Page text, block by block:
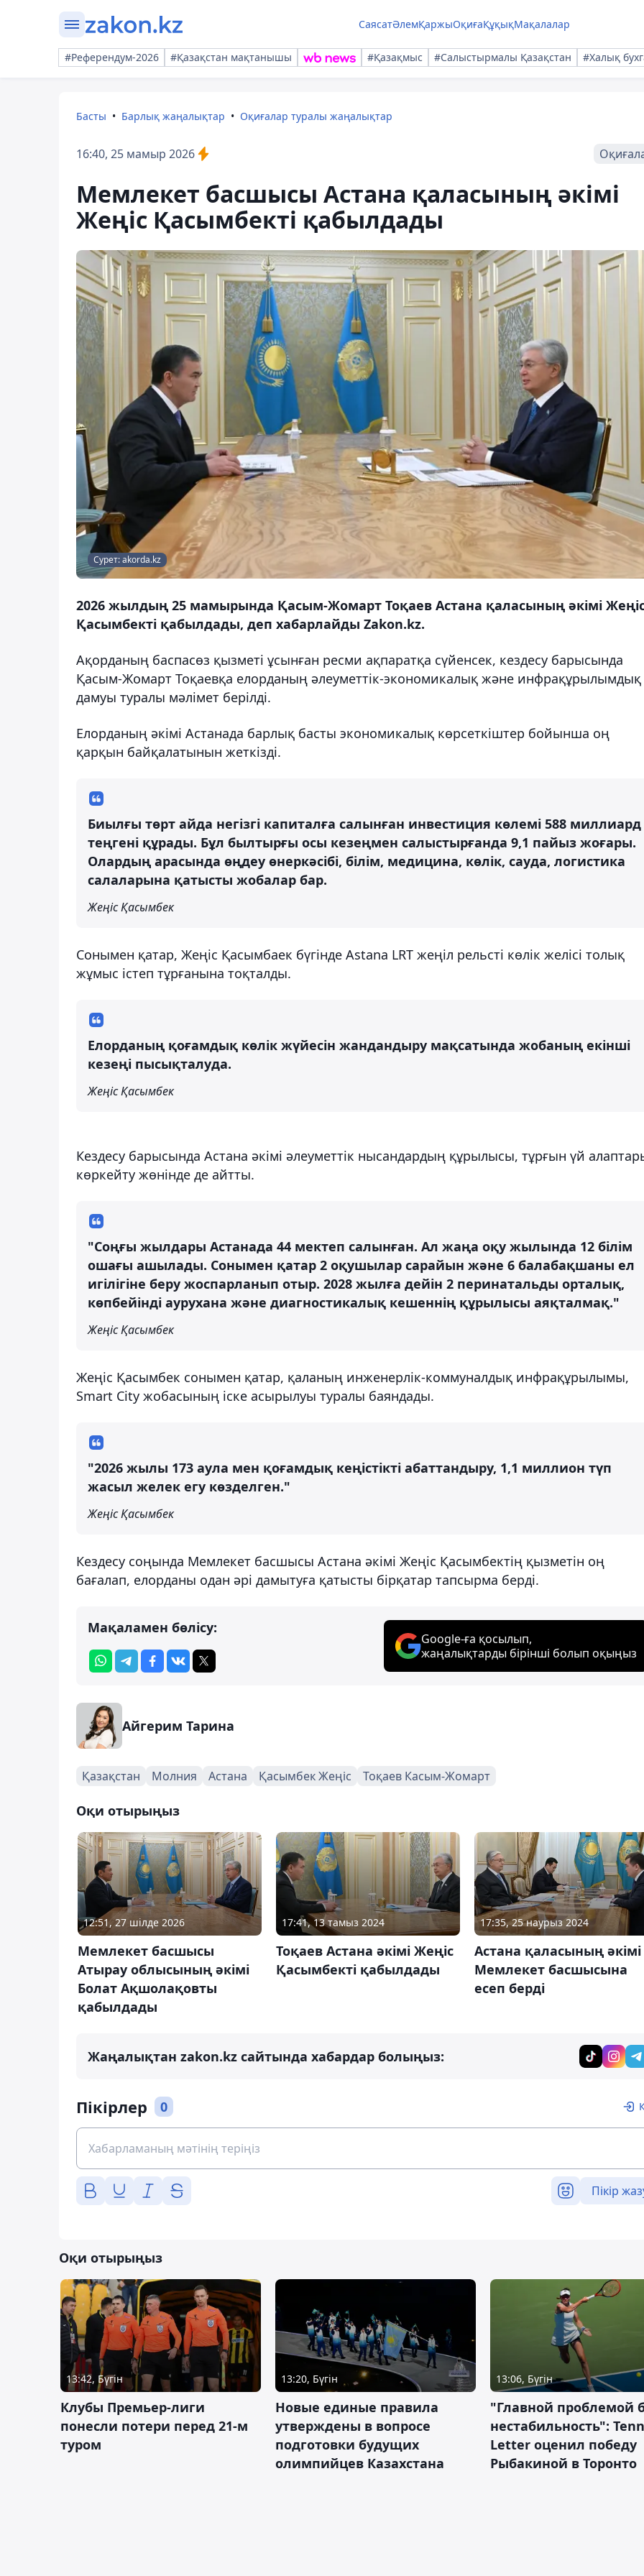
СаясатӘлемҚаржыОқиғаҚұқықМақалалар
#Референдум-2026 #Қазақстан мақтанышы #Қазақмыс #Салыстырмалы Қазақстан #Халық
Басты Барлық жаңалықтар Оқиғалар туралы жаңалықтар
16:40, 25 мамыр 2026
Мемлекет басшысы Астана қаласының әкімі
Жеңіс Қасымбекті қабылдады
Сурет: akorda.kz
2026 жылдың 25 мамырында Қасым-Жомарт Тоқаев Астана қаласының әкімі
Қасымбекті қабылдады, деп хабарлайды Zakon.kz.
Ақорданың баспасөз қызметі ұсынған ресми ақпаратқа сүйенсек, кездесу барысында
Қасым-Жомарт Тоқаевқа елорданың әлеуметтік-экономикалық және инфрақұрылымдық
дамуы туралы мәлімет берілді.
Елорданың әкімі Астанада барлық басты экономикалық көрсеткіштер бойынша оң
қарқын байқалатынын жеткізді.
Биылғы төрт айда негізгі капиталға салынған инвестиция көлемі 588 миллиард
теңгені құрады. Бұл былтырғы осы кезеңмен салыстырғанда 9,1 пайыз жоғары.
Олардың арасында өңдеу өнеркәсібі, білім, медицина, көлік, сауда, логистика
салаларына қатысты жобалар бар.
Жеңіс Қасымбек
Сонымен қатар, Жеңіс Қасымбаек бүгінде Astana LRT жеңіл рельсті көлік желісі толық
жұмыс істеп тұрғанына тоқталды.
Елорданың қоғамдық көлік жүйесін жандандыру мақсатында жобаның екінші
кезеңі пысықталуда.
Жеңіс Қасымбек
Кездесу барысында Астана әкімі әлеуметтік нысандардың құрылысы, тұрғын үй
көркейту жөнінде де айтты.
"Соңғы жылдары Астанада 44 мектеп салынған. Ал жаңа оқу жылында 12 білім
ошағы ашылады. Сонымен қатар 2 оқушылар сарайын және 6 балабақшаны ел
игілігіне беру жоспарланып отыр. 2028 жылға дейін 2 перинатальды орталық,
көпбейінді аурухана және диагностикалық кешеннің құрылысы аяқталмақ."
Жеңіс Қасымбек
Жеңіс Қасымбек сонымен қатар, қаланың инженерлік-коммуналдық инфрақұрылымы,
Smart City жобасының іске асырылуы туралы баяндады.
"2026 жылы 173 аула мен қоғамдық кеңістікті абаттандыру, 1,1 миллион түп
жасыл желек егу көзделген."
Жеңіс Қасымбек
Кездесу соңында Мемлекет басшысы Астана әкімі Жеңіс Қасымбектің қызметін оң
бағалап, елорданы одан әрі дамытуға қатысты бірқатар тапсырма берді.
Мақаламен бөлісу:
Google-ға қосылып,
жаңалықтарды бірінші болып оқыңыз
Айгерим Тарина
Қазақстан Молния Астана Қасымбек Жеңіс Тоқаев Касым-Жомарт
Оқи отырыңыз
12:51, 27 шілде 2026
Мемлекет басшысы
Атырау облысының әкімі
Болат Ақшолақовты
қабылдады
17:41, 13 тамыз 2024
Тоқаев Астана әкімі Жеңіс
Қасымбекті қабылдады
17:35, 25 наурыз 2024
Астана қаласының әкімі
Мемлекет басшысына
есеп берді
Жаңалықтан zakon.kz сайтында хабардар болыңыз:
Пікірлер 0
Пікір
Оқи отырыңыз
13:42, Бүгін
Клубы Премьер-лиги
понесли потери перед 21-м
туром
13:20, Бүгін
Новые единые правила
утверждены в вопросе
подготовки будущих
олимпийцев Казахстана
13:06, Бүгін
"Главной проблемой
нестабильность":
Letter оценил победу
Рыбакиной в Торонто